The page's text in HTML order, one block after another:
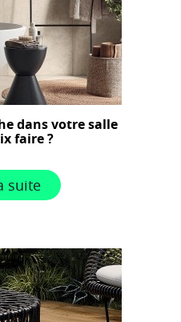
dans votre salle
faire ?
suite